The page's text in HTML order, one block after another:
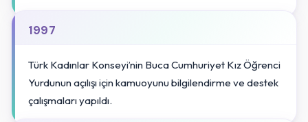
1997
Türk Kadınlar Konseyi’nin Buca Cumhuriyet Kız Öğrenci
Yurdunun açılışı için kamuoyunu bilgilendirme ve destek
çalışmaları yapıldı.